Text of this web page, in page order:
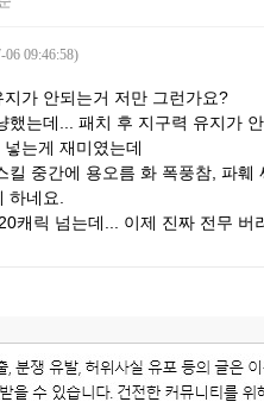
06 09:46:58)
가 안되는거 저만 그런가요?
했는데... 패치 후 지구력 유지가 안
는게 재미였는데
킬 중간에 용오름 화 폭풍참, 파훼
하네요.
캐릭 넘는데... 이제 진짜 전무 버